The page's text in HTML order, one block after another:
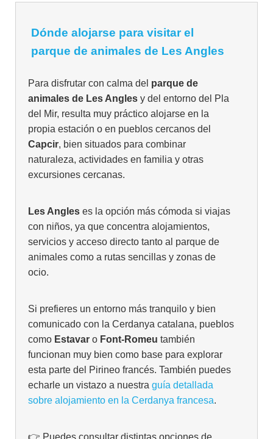
Dónde alojarse para visitar el
parque de animales de Les Angles
Para disfrutar con calma del parque de
animales de Les Anglesy del entorno del Pla
del Mir, resulta muy práctico alojarse en la
propia estación o en pueblos cercanos del
Capcir, bien situados para combinar
naturaleza, actividades en familia y otras
excursiones cercanas.
Les Angleses la opción más cómoda si viajas
con niños, ya que concentra alojamientos,
servicios y acceso directo tanto al parque de
animales como a rutas sencillas y zonas de
ocio.
Si prefieres un entorno más tranquilo y bien
comunicado con la Cerdanya catalana, pueblos
como Estavaro Font‑Romeu también
funcionan muy bien como base para explorar
esta parte del Pirineo francés. También puedes
echarle un vistazo a nuestra guía detallada
sobre alojamiento en la Cerdanya francesa.